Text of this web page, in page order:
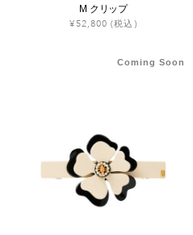
M クリップ
¥52,800 (税込)
Coming Soon